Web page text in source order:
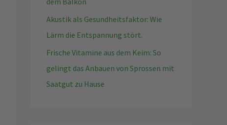
Akustik als Gesundheitsfaktor: Wie
Lärm die Entspannung stört.
Frische Vitamine aus dem Keim: So
gelingt das Anbauen von Sprossen mit
Saatgut zu Hause